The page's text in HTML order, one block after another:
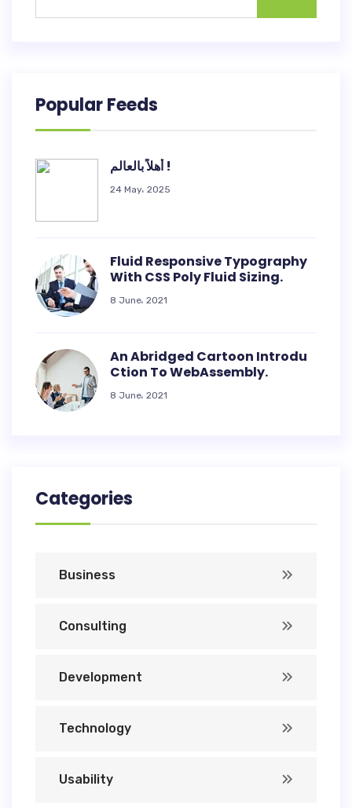
Popular Feeds
أهلاً بالعالم !
24 May، 2025
Fluid Responsive Typography
With CSS Poly Fluid Sizing.
8 June، 2021
An Abridged Cartoon Introdu
Ction To WebAssembly.
8 June، 2021
Categories
Business
Consulting
Development
Technology
Usability